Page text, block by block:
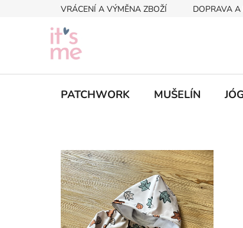
VRÁCENÍ A VÝMĚNA ZBOŽÍ DOPRAVA
PATCHWORK MUŠELÍN